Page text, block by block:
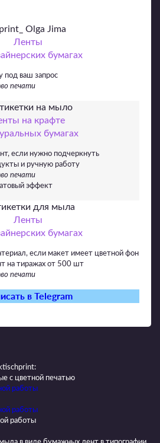
Ленты
бумагах
под ваш запрос
печати
на крафте
бумагах
если нужно подчеркнуть
и ручную работу
печати
эффект
Ленты
бумагах
если макет имеет цветной фон
на тиражах от 500 шт
печати
в Telegram
работы
работы